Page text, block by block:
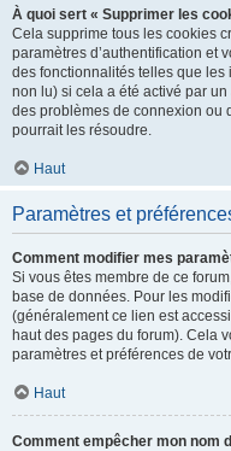
À quoi sert « Supprimer les
Cela supprime tous les cookies
paramètres d’authentification et
des fonctionnalités telles que
non lu) si cela a été activé par
des problèmes de connexion ou
pourrait les résoudre.
Haut
Paramètres et
Comment modifier mes
Si vous êtes membre de ce
base de données. Pour les
(généralement ce lien est
haut des pages du forum). Cela
paramètres et préférences de
Haut
Comment empêcher mon nom